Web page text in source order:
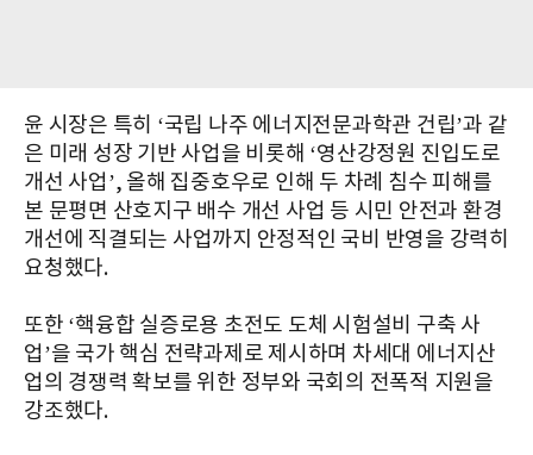
윤 시장은 특히 ‘국립 나주 에너지전문과학관 건립’과 같
은 미래 성장 기반 사업을 비롯해 ‘영산강정원 진입도로
개선 사업’, 올해 집중호우로 인해 두 차례 침수 피해를
본 문평면 산호지구 배수 개선 사업 등 시민 안전과 환경
개선에 직결되는 사업까지 안정적인 국비 반영을 강력히
요청했다.
또한 ‘핵융합 실증로용 초전도 도체 시험설비 구축 사
업’을 국가 핵심 전략과제로 제시하며 차세대 에너지산
업의 경쟁력 확보를 위한 정부와 국회의 전폭적 지원을
강조했다.